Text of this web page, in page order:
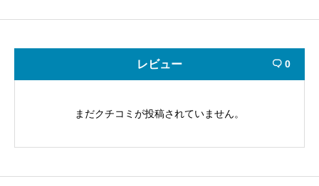
レビュー  0
まだクチコミが投稿されていません。